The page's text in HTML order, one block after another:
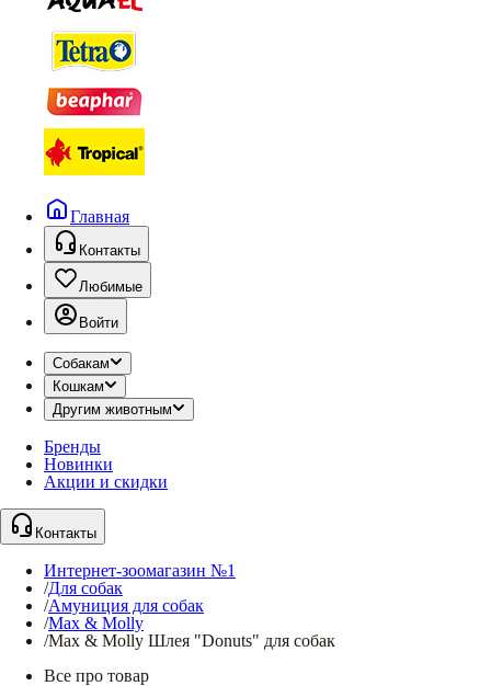
Главная
Контакты
Любимые
Войти
Собакам
Кошкам
Другим животным
Бренды
Новинки
Акции и скидки
Контакты
Интернет-зоомагазин №1
/Для собак
/Амуниция для собак
/Max & Molly
/Max & Molly Шлея "Donuts" для собак
Все про товар